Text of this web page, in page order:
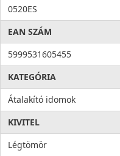
0520ES
EAN SZÁM
5999531605455
KATEGÓRIA
Átalakító idomok
KIVITEL
Légtömör